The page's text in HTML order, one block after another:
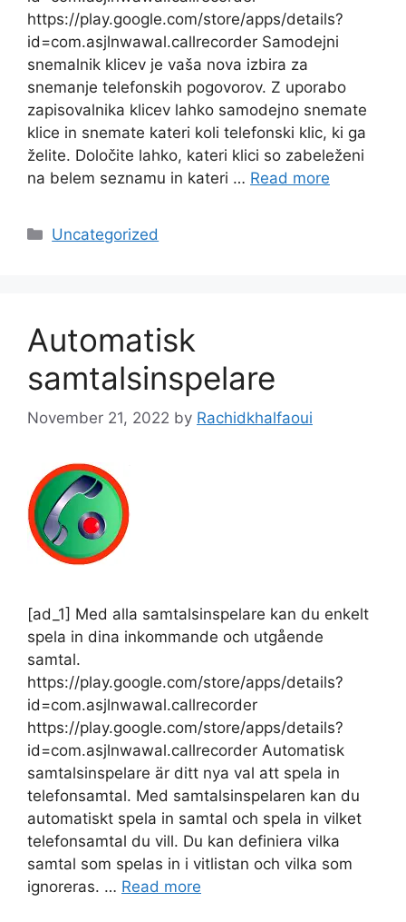
https://play.google.com/store/apps/details?
id=com.asjlnwawal.callrecorder Samodejni
snemalnik klicev je vaša nova izbira za
snemanje telefonskih pogovorov. Z uporabo
zapisovalnika klicev lahko samodejno snemate
klice in snemate kateri koli telefonski klic, ki ga
želite. Določite lahko, kateri klici so zabeleženi
na belem seznamu in kateri … Read more
Categories
Uncategorized
Automatisk
samtalsinspelare
November 21, 2022 by Rachidkhalfaoui
[ad_1] Med alla samtalsinspelare kan du enkelt
spela in dina inkommande och utgående
samtal.
https://play.google.com/store/apps/details?
id=com.asjlnwawal.callrecorder
https://play.google.com/store/apps/details?
id=com.asjlnwawal.callrecorder Automatisk
samtalsinspelare är ditt nya val att spela in
telefonsamtal. Med samtalsinspelaren kan du
automatiskt spela in samtal och spela in vilket
telefonsamtal du vill. Du kan definiera vilka
samtal som spelas in i vitlistan och vilka som
ignoreras. … Read more